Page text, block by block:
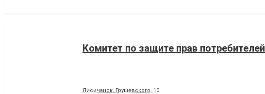
Комитет по защите прав потребителей
Лисичанск, Грушевского, 10